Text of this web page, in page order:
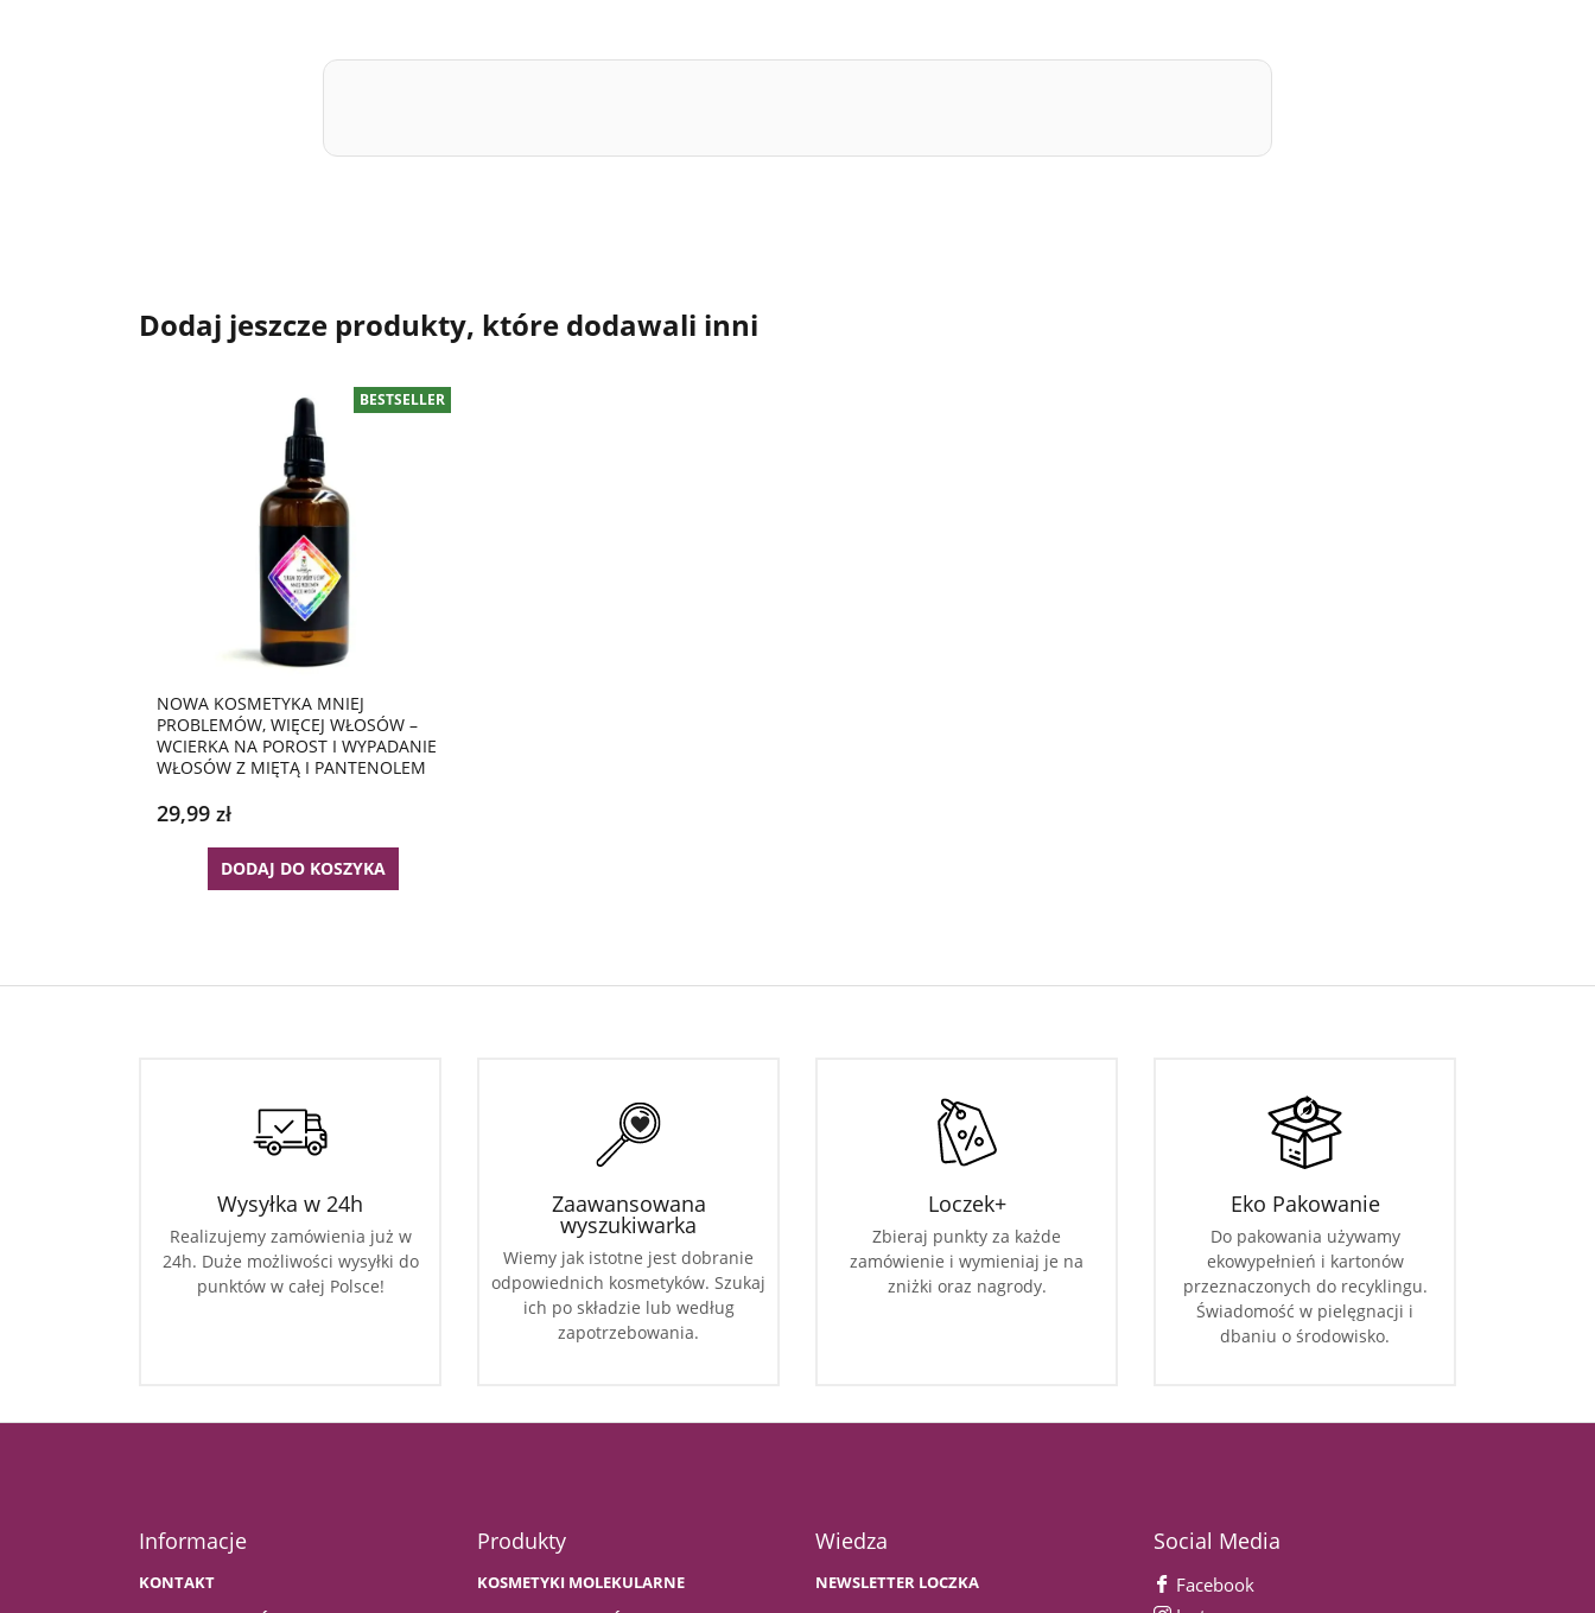
Dodaj jeszcze produkty, które dodawali inni
BESTSELLER
NOWA KOSMETYKA MNIEJ
PROBLEMÓW, WIĘCEJ WŁOSÓW –
WCIERKA NA POROST I WYPADANIE
WŁOSÓW Z MIĘTĄ I PANTENOLEM
29,99 zł
DODAJ DO KOSZYKA
Wysyłka w 24h
Realizujemy zamówienia już w
24h. Duże możliwości wysyłki do
punktów w całej Polsce!
Zaawansowana
wyszukiwarka
Wiemy jak istotne jest dobranie
odpowiednich kosmetyków. Szukaj
ich po składzie lub według
zapotrzebowania.
Loczek+
Zbieraj punkty za każde
zamówienie i wymieniaj je na
zniżki oraz nagrody.
Eko Pakowanie
Do pakowania używamy
ekowypełnień i kartonów
przeznaczonych do recyklingu.
Świadomość w pielęgnacji i
dbaniu o środowisko.
Informacje
KONTAKT
Produkty
KOSMETYKI MOLEKULARNE
Wiedza
NEWSLETTER LOCZKA
Social Media
Facebook